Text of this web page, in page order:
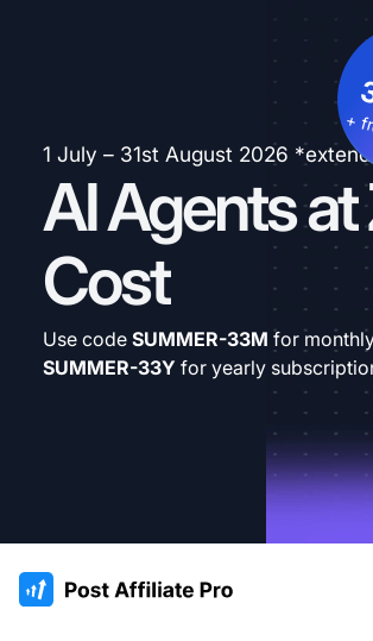
1 July – 31st August 2026
AI Agents
Cost
+
Use code SUMMER-33M for
SUMMER-33Y for yearly
:site.title